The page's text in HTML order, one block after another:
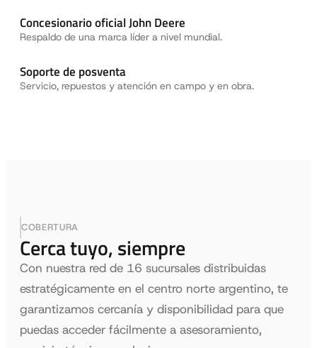
Concesionario oficial John Deere
Respaldo de una marca líder a nivel mundial.
Soporte de posventa
Servicio, repuestos y atención en campo y en obra.
COBERTURA
Cerca tuyo, siempre
Con nuestra red de 16 sucursales distribuidas
estratégicamente en el centro norte argentino, te
garantizamos cercanía y disponibilidad para que
puedas acceder fácilmente a asesoramiento,